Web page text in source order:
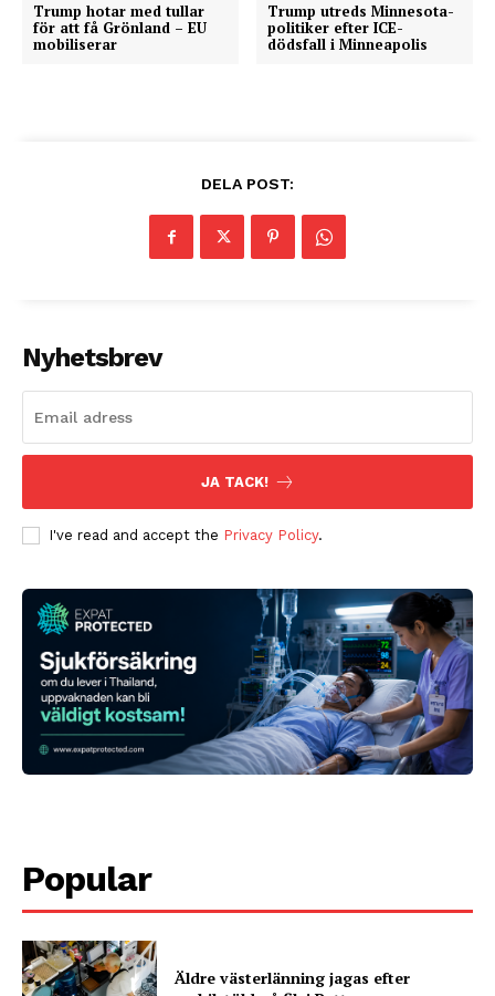
Trump hotar med tullar
för att få Grönland – EU
mobiliserar
Trump utreds Minnesota-
politiker efter ICE-
dödsfall i Minneapolis
DELA POST:
Nyhetsbrev
JA TACK!
I've read and accept the Privacy Policy.
Popular
Äldre västerlänning jagas efter